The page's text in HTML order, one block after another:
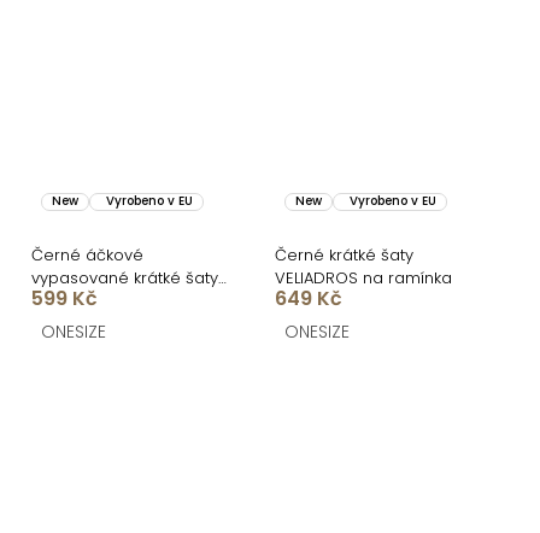
New Vyrobeno v EU
Černé áčkové
vypasované krátké šaty
UTARALY
599 Kč
ONESIZE
New Vyrobeno v EU
Černé krátké šaty
VELIADROS na ramínka
649 Kč
ONESIZE